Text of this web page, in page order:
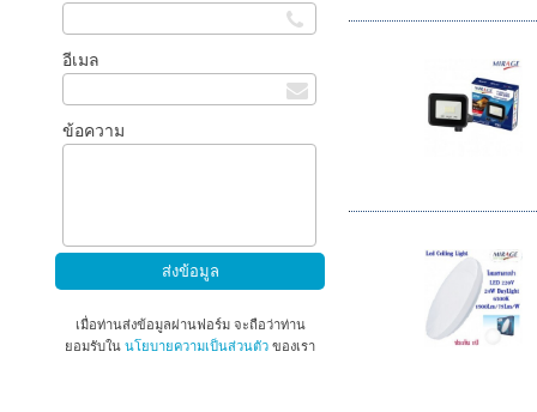
อีเมล
ข้อความ
เมื่อท่านส่งข้อมูลผ่านฟอร์ม จะถือว่าท่าน
ยอมรับใน นโยบายความเป็นส่วนตัวของเรา